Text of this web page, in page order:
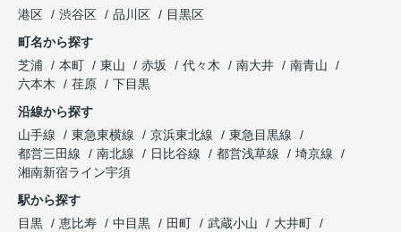
港区
渋谷区 品川区
目黒区
町名から探す
芝浦
本町 東山 赤坂 代々木 南大井
南青山
六本木
荏原
下目黒
沿線から探す
山手線
東急東横線 京浜東北線
東急目黒線
都営三田線
南北線 日比谷線 都営浅草線
埼京線
湘南新宿ライン宇須
駅から探す
目黒
恵比寿 中目黒 田町 武蔵小山
大井町